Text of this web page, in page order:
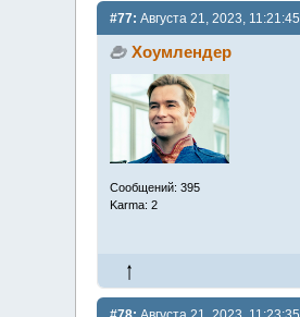
#77: Августа 21, 2023, 11:21:45
Хоумлендер
Сообщений: 395
Karma: 2